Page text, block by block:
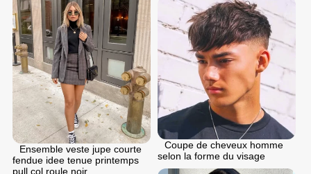
Ensemble veste jupe courte
fendue idee tenue printemps
pull col roule noir
Coupe de cheveux homme
selon la forme du visage